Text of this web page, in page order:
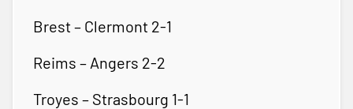
Brest – Clermont 2-1
Reims – Angers 2-2
Troyes – Strasbourg 1-1